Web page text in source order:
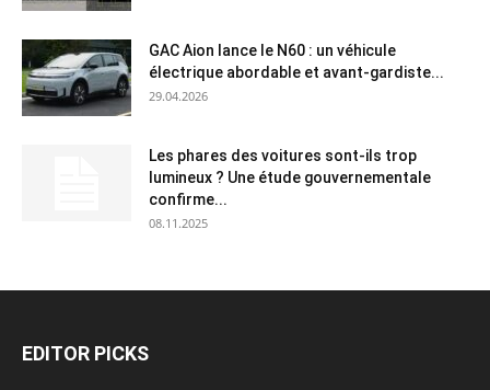
GAC Aion lance le N60 : un véhicule
électrique abordable et avant-gardiste...
29.04.2026
Les phares des voitures sont-ils trop
lumineux ? Une étude gouvernementale
confirme...
08.11.2025
EDITOR PICKS